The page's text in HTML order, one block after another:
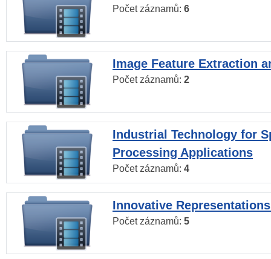
Počet záznamů: 6
Image Feature Extraction
Počet záznamů: 2
Industrial Technology for
Processing Applications
Počet záznamů: 4
Innovative
Počet záznamů: 5